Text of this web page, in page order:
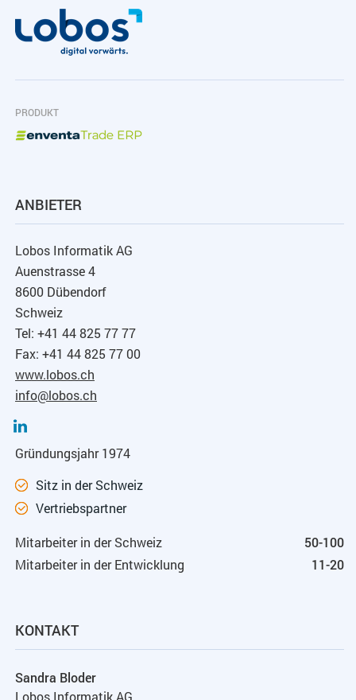
PRODUKT
ANBIETER
Lobos Informatik AG
Auenstrasse 4
8600 Dübendorf
Schweiz
Tel: +41 44 825 77 77
Fax: +41 44 825 77 00
www.lobos.ch
info@lobos.ch
Gründungsjahr 1974
Sitz in der Schweiz
Vertriebspartner
Mitarbeiter in der Schweiz
50-100
Mitarbeiter in der Entwicklung
11-20
KONTAKT
Sandra Bloder
Lobos Informatik AG